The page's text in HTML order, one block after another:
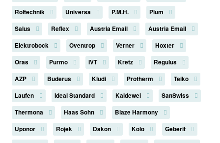
Roltechnik
Universa P.M.H.
Plum
Salus
Reflex Austria Email
Austria Email
Elektrobock
Oventrop Verner
Hoxter
Oras
Purmo IVT Kretz
Regulus
AZP
Buderus Kludi Protherm
Teiko
Laufen
Ideal Standard Kaldewei
SanSwiss
Thermona
Haas Sohn
Blaze Harmony
Uponor
Rojek Dakon Kolo
Geberit